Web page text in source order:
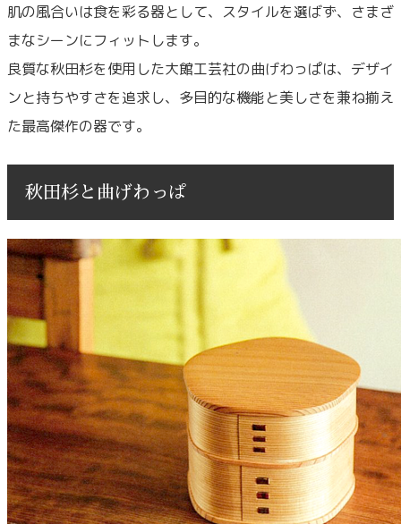
肌の風合いは食を彩る器として、スタイルを選ばず、さまざ
まなシーンにフィットします。
良質な秋田杉を使用した大館工芸社の曲げわっぱは、デザイ
ンと持ちやすさを追求し、多目的な機能と美しさを兼ね揃え
た最高傑作の器です。
秋田杉と曲げわっぱ